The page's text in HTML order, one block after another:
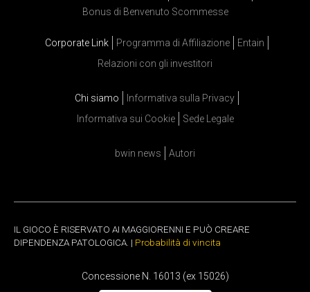
Bonus di Benvenuto Scommesse
Corporate Link Programma di Affiliazione
Entain
Relazioni con gli investitori
Chi siamo
Informativa sulla Privacy
Informativa sui Cookie
Sede Legale
bwin news Autori
IL GIOCO È RISERVATO AI MAGGIORENNI E PUÒ CREARE
DIPENDENZA PATOLOGICA. | Probabilità di vincita
Concessione N. 16013 (ex 15026)